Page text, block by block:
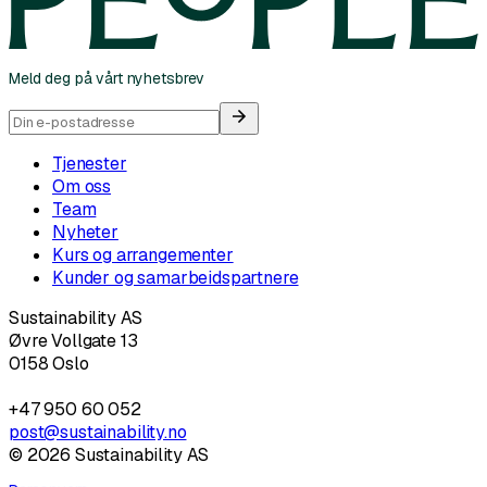
Meld deg på vårt nyhetsbrev
Tjenester
Om oss
Team
Nyheter
Kurs og arrangementer
Kunder og samarbeidspartnere
Sustainability AS
Øvre Vollgate 13
0158 Oslo
+47 950 60 052
post@sustainability.no
© 2026 Sustainability AS